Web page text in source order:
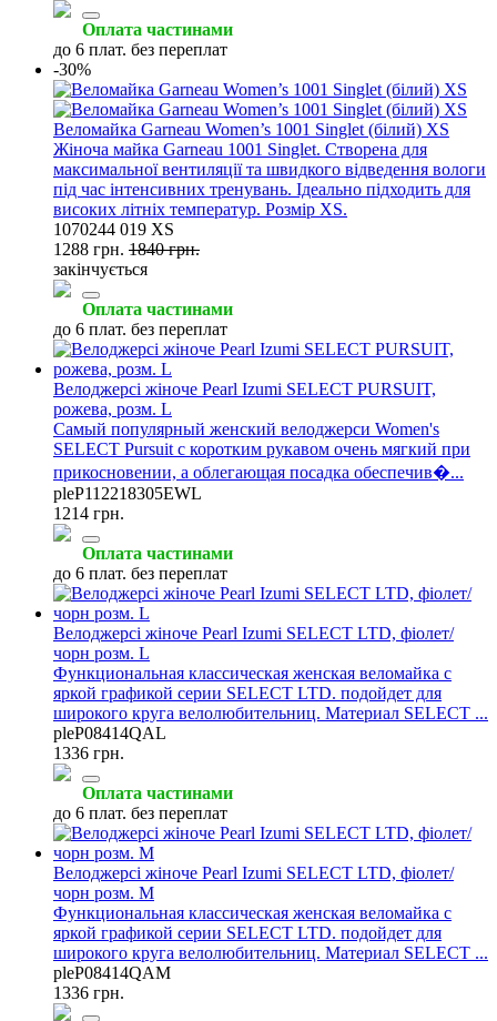
Оплата частинами
до 6 плат. без переплат
-30%
Веломайка Garneau Women’s 1001 Singlet (білий) XS
Жіноча майка Garneau 1001 Singlet. Створена для
максимальної вентиляції та швидкого відведення вологи
під час інтенсивних тренувань. Ідеально підходить для
високих літніх температур. Розмір XS.
1070244 019 XS
1288 грн. 1840 грн.
закінчується
Оплата частинами
до 6 плат. без переплат
Велоджерсі жіноче Pearl Izumi SELECT PURSUIT,
рожева, розм. L
Самый популярный женский велоджерси Women's
SELECT Pursuit с коротким рукавом очень мягкий при
прикосновении, а облегающая посадка обеспечив�...
pleP112218305EWL
1214 грн.
Оплата частинами
до 6 плат. без переплат
Велоджерсі жіноче Pearl Izumi SELECT LTD, фіолет/
чорн розм. L
Функциональная классическая женская веломайка с
яркой графикой серии SELECT LTD. подойдет для
широкого круга велолюбительниц. Материал SELECT ...
pleP08414QAL
1336 грн.
Оплата частинами
до 6 плат. без переплат
Велоджерсі жіноче Pearl Izumi SELECT LTD, фіолет/
чорн розм. M
Функциональная классическая женская веломайка с
яркой графикой серии SELECT LTD. подойдет для
широкого круга велолюбительниц. Материал SELECT ...
pleP08414QAM
1336 грн.